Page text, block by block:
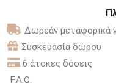
Δωρεάν μεταφορικά
Συσκευασία δώρου
6 άτοκες δόσεις
F.A.Q.